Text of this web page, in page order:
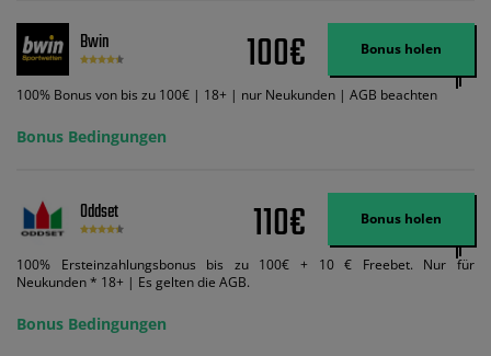
Wett-Credits aus. Es gelten die AGB, Zeitlimits und Ausnahmen. Der Bonus-
Code VIPANGEBOT kann während der Anmeldung benutzt werden, jedoch
ändert dies den Angebotsbetrag in keinster Weise.
Bwin 100€ Bonus holen
100% Bonus von bis zu 100€ | 18+ | nur Neukunden | AGB beachten
Bonus Bedingungen
Oddset 110€ Bonus holen
100% Ersteinzahlungsbonus bis zu 100€ + 10 € Freebet. Nur für
Neukunden * 18+ | Es gelten die AGB.
Bonus Bedingungen